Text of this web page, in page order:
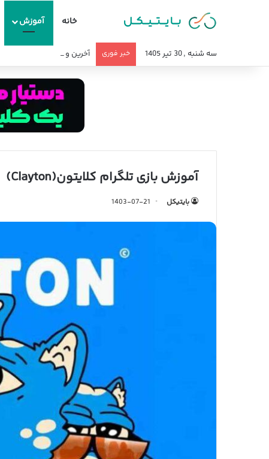
خانه آموزش
سه شنبه , 30 تیر 1405 خبر فوری آخرین وضعیت تحریم
آموزش بازی تلگرام کلایتون(Clayton)
بایتیکل 1403-07-21